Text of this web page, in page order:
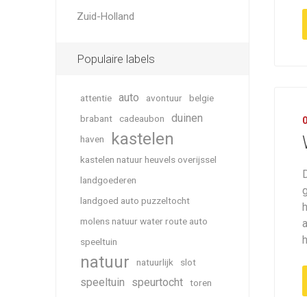
Zuid-Holland
Populaire labels
attentie auto avontuur
belgie
brabant
cadeaubon duinen
haven kastelen
kastelen natuur heuvels overijssel
landgoederen
landgoed auto puzzeltocht
molens natuur water route auto
speeltuin
natuur natuurlijk slot
speeltuin speurtocht
toren